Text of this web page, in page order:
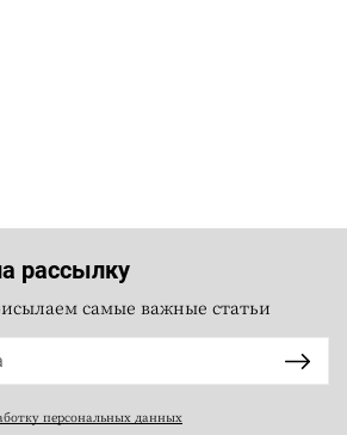
рассылку
самые важные статьи
персональных данных